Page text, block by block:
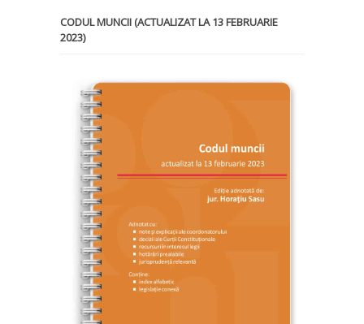
CODUL MUNCII (ACTUALIZAT LA 13 FEBRUARIE
2023)